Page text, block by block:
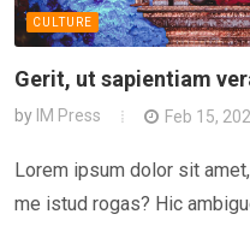
CULTURE
Gerit, ut sapientiam
by IM Press Feb 15,
Lorem ipsum dolor sit
me istud rogas? Hic